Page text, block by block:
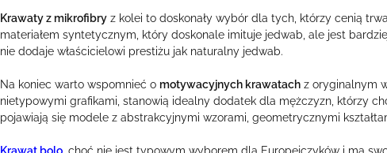
Krawaty z mikrofibryz kolei to doskonały wybór dla tych, którzy cenią
materiałem syntetycznym, który doskonale imituje jedwab, ale jest
nie dodaje właścicielowi prestiżu jak naturalny jedwab.
Na koniec warto wspomnieć o motywacyjnych krawatachz oryginalnym
nietypowymi grafikami, stanowią idealny dodatek dla mężczyzn, którzy
pojawiają się modele z abstrakcyjnymi wzorami, geometrycznymi